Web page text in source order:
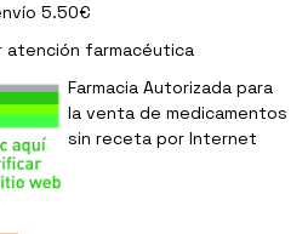
5.50€
atención farmacéutica
Farmacia Autorizada para
la venta de medicamentos
sin receta por Internet